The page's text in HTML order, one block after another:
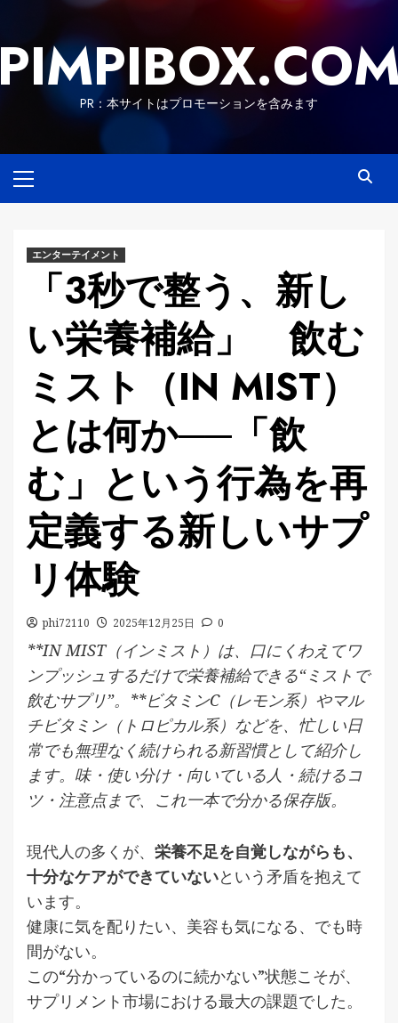
content
PR：本サイトはプロモーションを含みます
Menu
エンターテイメント
「3秒で整う、新し
い栄養補給」 飲む
ミスト（IN MIST）
とは何か──「飲
む」という行為を再
定義する新しいサプ
リ体験
phi72110 2025年12月25日 0
**IN MIST（インミスト）は、口にくわえてワ
ンプッシュするだけで栄養補給できる“ミストで
飲むサプリ”。**ビタミンC（レモン系）やマル
チビタミン（トロピカル系）などを、忙しい日
常でも無理なく続けられる新習慣として紹介し
ます。味・使い分け・向いている人・続けるコ
ツ・注意点まで、これ一本で分かる保存版。
現代人の多くが、 栄養不足を自覚しながらも、
十分なケアができていないという矛盾を抱えて
います。
健康に気を配りたい、美容も気になる、でも時
間がない。
この“分かっているのに続かない”状態こそが、
サプリメント市場における最大の課題でした。